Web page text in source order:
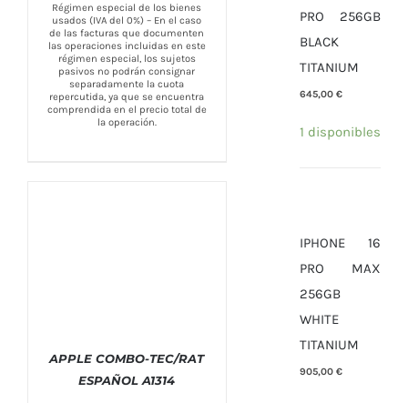
Régimen especial de los bienes
usados (IVA del 0%) – En el caso
de las facturas que documenten
las operaciones incluidas en este
régimen especial, los sujetos
pasivos no podrán consignar
separadamente la cuota
repercutida, ya que se encuentra
comprendida en el precio total de
la operación.
APPLE COMBO-TEC/RAT
ESPAÑOL A1314
PRO 256GB
BLACK
TITANIUM
645,00 €
1 disponibles
IPHONE 16
PRO MAX
256GB
WHITE
TITANIUM
905,00 €